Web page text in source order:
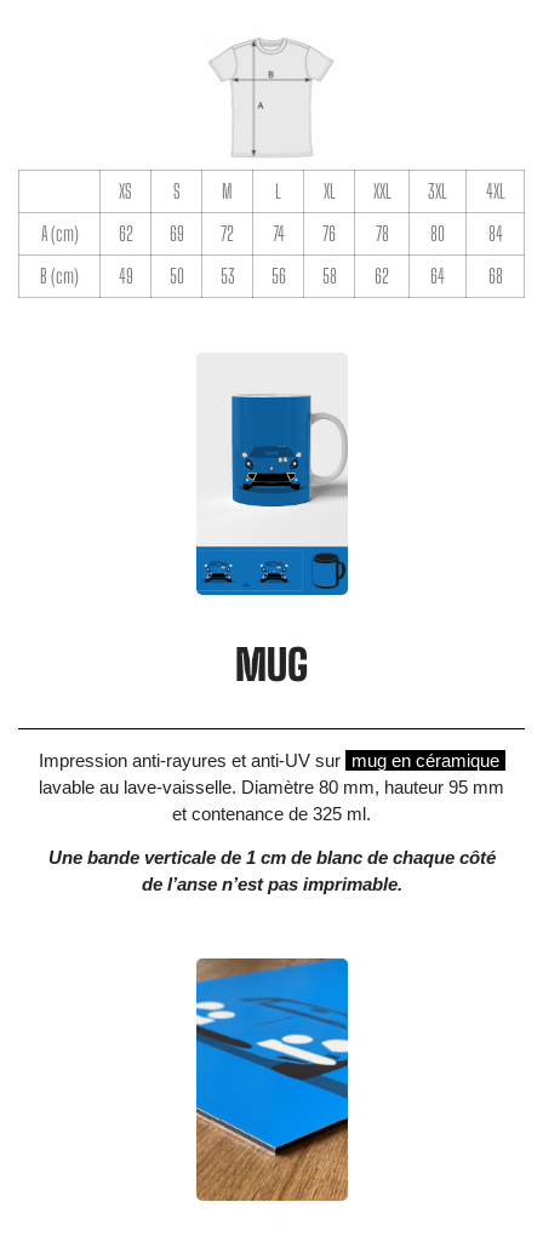
MUG
Impression anti-rayures et anti-UV sur mug en céramique
lavable au lave-vaisselle. Diamètre 80 mm, hauteur 95 mm
et contenance de 325 ml.
Une bande verticale de 1 cm de blanc de chaque côté
de l’anse n’est pas imprimable.
XS S M L XL XXL 3XL
4XL
A (cm)
62 69 72 74 76 78 80
84
B (cm)
49 50 53 56 58 62 64 68